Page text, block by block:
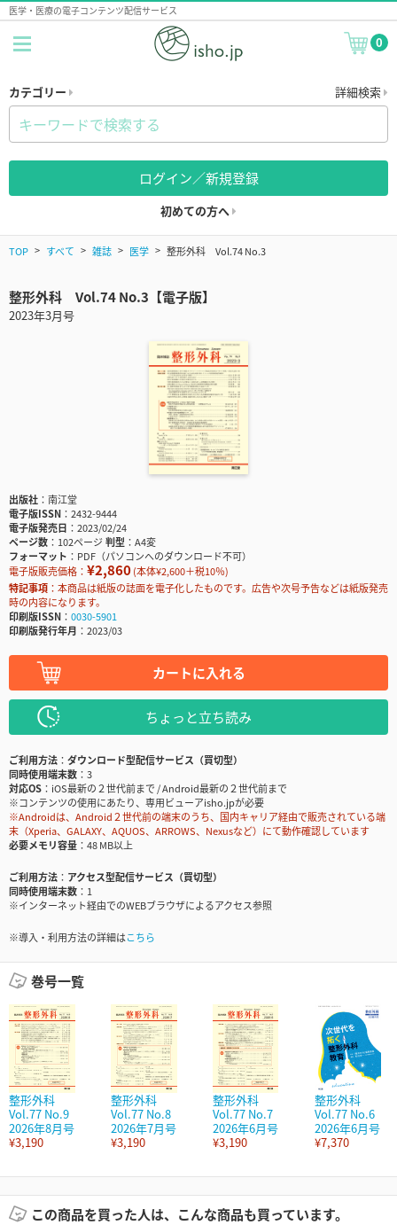
医学・医療の電子コンテンツ配信サービス
0
カテゴリー 詳細検索
ログイン／新規登録
初めての方へ
TOP すべて 雑誌 医学 整形外科 Vol.74 No.3
整形外科 Vol.74 No.3【電子版】
2023年3月号
出版社
南江堂
電子版ISSN
2432-9444
電子版発売日
2023/02/24
ページ数
102ページ判型
A4変
フォーマット
PDF（パソコンへのダウンロード不可）
電子版販売価格： ¥2,860(本体¥2,600＋税10％)
特記事項
本商品は紙版の誌面を電子化したものです。広告や次号予告などは紙版発売
時の内容になります。
印刷版ISSN
0030-5901
印刷版発行年月
2023/03
カートに入れる
ちょっと立ち読み
ご利用方法
ダウンロード型配信サービス（買切型）
同時使用端末数
3
対応OS
iOS最新の２世代前まで / Android最新の２世代前まで
※コンテンツの使用にあたり、専用ビューアisho.jpが必要
※Androidは、Android２世代前の端末のうち、国内キャリア経由で販売されている端
末（Xperia、GALAXY、AQUOS、ARROWS、Nexusなど）にて動作確認しています
必要メモリ容量
48 MB以上
ご利用方法
アクセス型配信サービス（買切型）
同時使用端末数
1
※インターネット経由でのWEBブラウザによるアクセス参照
※導入・利用方法の詳細はこちら
巻号一覧
整形外科
Vol.77 No.9
2026年8月号
¥3,190
整形外科
Vol.77 No.8
2026年7月号
¥3,190
整形外科
Vol.77 No.7
2026年6月号
¥3,190
整形外科
Vol.77 No.6
2026年6月号
¥7,370
この商品を買った人は、こんな商品も買っています。